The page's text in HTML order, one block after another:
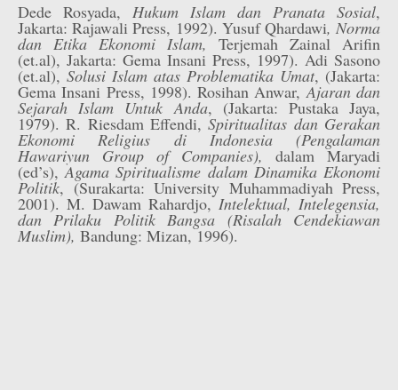
Dede Rosyada, Hukum Islam dan Pranata Sosial,
Jakarta: Rajawali Press, 1992). Yusuf Qhardawi, Norma
dan Etika Ekonomi Islam,Terjemah Zainal Arifin
(et.al), Jakarta: Gema Insani Press, 1997). Adi Sasono
(et.al), Solusi Islam atas Problematika Umat, (Jakarta:
Gema Insani Press, 1998). Rosihan Anwar,Ajaran dan
Sejarah Islam Untuk Anda, (Jakarta: Pustaka Jaya,
1979). R. Riesdam Effendi,Spiritualitas dan Gerakan
Ekonomi Religius di Indonesia (Pengalaman
Hawariyun Group of Companies), dalam Maryadi
(ed’s),Agama Spiritualisme dalam Dinamika Ekonomi
Politik, (Surakarta: University Muhammadiyah Press,
2001). M. Dawam Rahardjo,Intelektual, Intelegensia,
dan Prilaku Politik Bangsa (Risalah Cendekiawan
Muslim), Bandung: Mizan, 1996).